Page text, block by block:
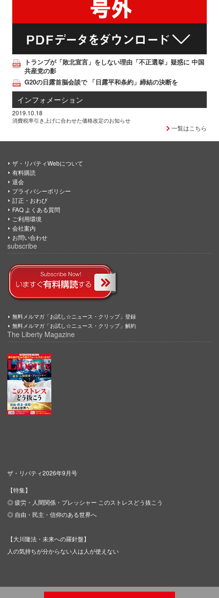
トランプが「敗北宣言」をしない理由「不正選挙」疑惑に 中国
共産党の影
G20の日露首脳会談で 「日露平和条約」締結の決断を
インフォメーション
2019.10.18
消費税率引き上げに合わせた価格改定のお知らせ
一覧はこちら
ザ・リバティWebについて
有料購読
退会
プライバシーポリシー
訂正・おわび
FAQ よくある質問
ご利用環境
会社案内
お問い合わせ
subscribe
無料メルマガ「お試し☆ニュース・クリップ」登録
無料メルマガ「お試し☆ニュース・クリップ」解約
The Liberty Magazine
ザ・リバティ2026年9月号
【特集】
◎ 疲労・人間関係・プレッシャー このストレスどう抜こう
◎ 自由・民主・信仰のある世界へ
【大川隆法・未来への羅針盤】
人の気持ちが分からない人は人が使えない